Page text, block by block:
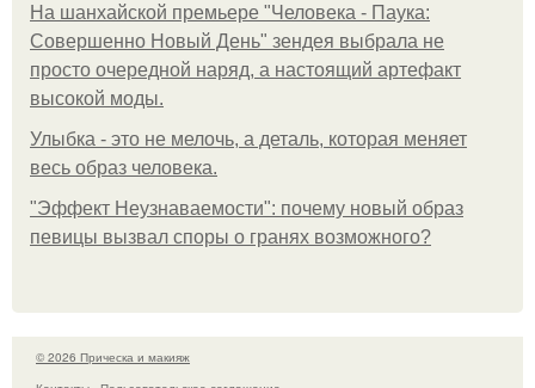
На шанхайской премьере "Человека - Паука:
Совершенно Новый День" зендея выбрала не
просто очередной наряд, а настоящий артефакт
высокой моды.
Улыбка - это не мелочь, а деталь, которая меняет
весь образ человека.
"Эффект Неузнаваемости": почему новый образ
певицы вызвал споры о гранях возможного?
© 2026 Прическа и макияж